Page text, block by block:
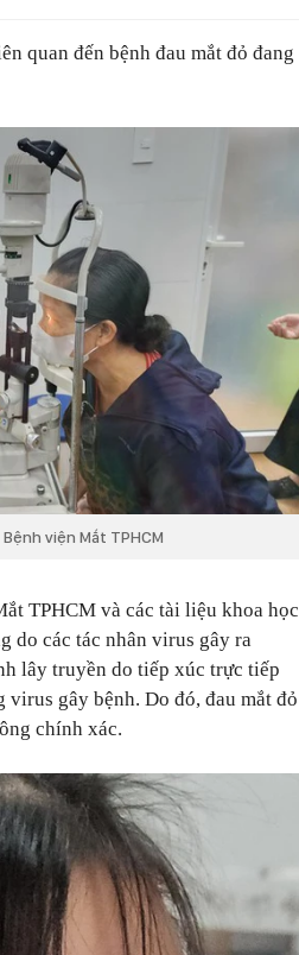
quan đến bệnh đau mắt đỏ đang
viện Mắt TPHCM
TPHCM và các tài liệu khoa học
do các tác nhân virus gây ra
lây truyền do tiếp xúc trực tiếp
virus gây bệnh. Do đó, đau mắt đỏ
chính xác.